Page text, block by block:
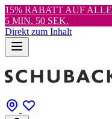
15% RABATT AUF
5 MIN. 49 SEK.
Direkt zum Inhalt